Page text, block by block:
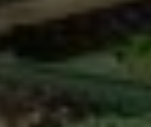
Google Maps